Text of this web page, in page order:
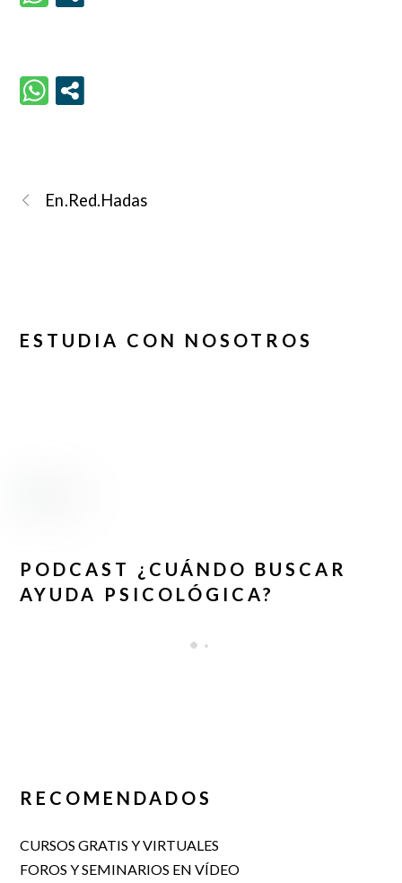
En.Red.Hadas
ESTUDIA CON NOSOTROS
PODCAST ¿CUÁNDO BUSCAR
AYUDA PSICOLÓGICA?
RECOMENDADOS
CURSOS GRATIS Y VIRTUALES
FOROS Y SEMINARIOS EN VÍDEO